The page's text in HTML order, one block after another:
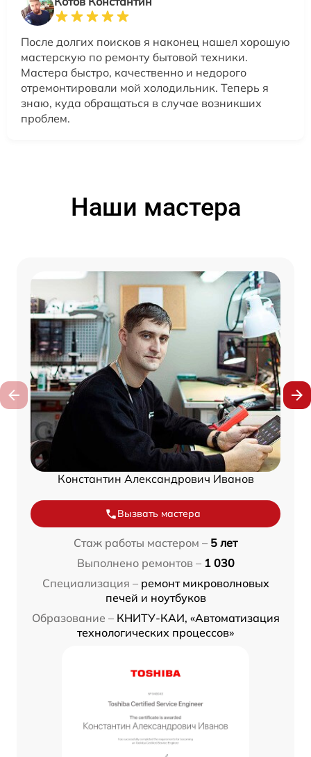
После долгих поисков я наконец нашел хорошую
мастерскую по ремонту бытовой техники.
Мастера быстро, качественно и недорого
отремонтировали мой холодильник. Теперь я
знаю, куда обращаться в случае возникших
проблем.
Наши мастера
Константин Александрович Иванов
Вызвать мастера
Стаж работы мастером – 5 лет
Выполнено ремонтов – 1 030
Специализация – ремонт микроволновых
печей и ноутбуков
Образование – КНИТУ-КАИ, «Автоматизация
технологических процессов»